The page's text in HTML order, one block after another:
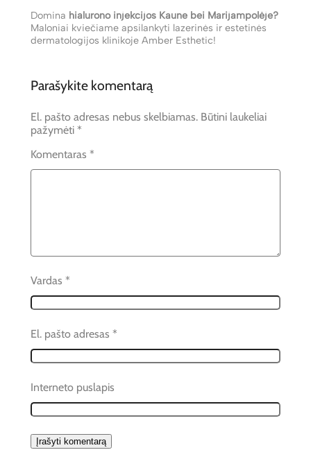
Domina hialurono injekcijos Kaune bei Marijampolėje?
Maloniai kviečiame apsilankyti lazerinės ir estetinės
dermatologijos klinikoje Amber Esthetic!
Parašykite komentarą
El. pašto adresas nebus skelbiamas. Būtini laukeliai
pažymėti *
Komentaras *
Vardas *
El. pašto adresas *
Interneto puslapis